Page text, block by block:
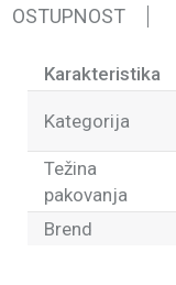
Karakteristika
Kategorija
Težina
pakovanja
Brend